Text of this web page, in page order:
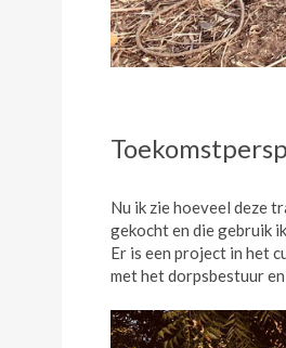
Nu ik zie hoeveel deze
gekocht en die gebruik
Er is een project in het
met het dorpsbestuur